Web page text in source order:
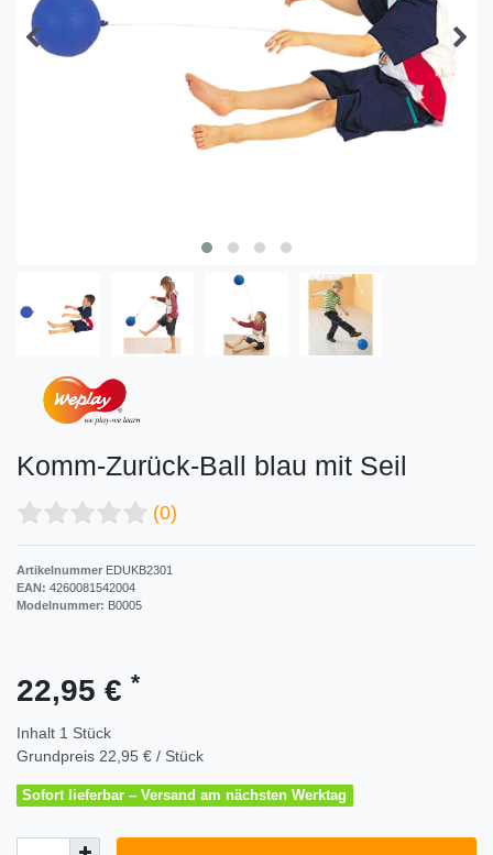
Komm-Zurück-Ball blau mit Seil
(0)
Artikelnummer EDUKB2301
EAN: 4260081542004
Modelnummer: B0005
22,95 € *
Inhalt 1 Stück
Grundpreis 22,95 € / Stück
Sofort lieferbar – Versand am nächsten Werktag